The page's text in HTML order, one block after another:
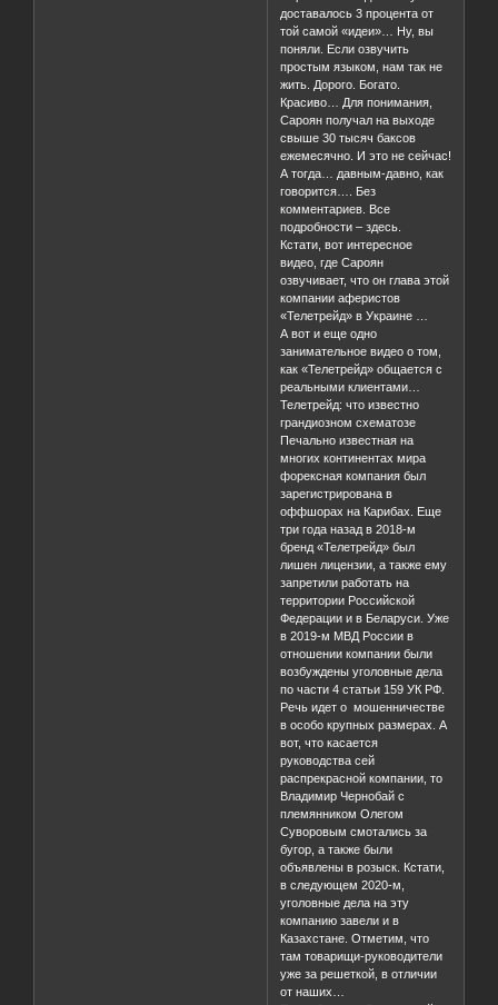
доставалось 3 процента от
той самой «идеи»… Ну, вы
поняли. Если озвучить
простым языком, нам так не
жить. Дорого. Богато.
Красиво… Для понимания,
Сароян получал на выходе
свыше 30 тысяч баксов
ежемесячно. И это не сейчас!
А тогда… давным-давно, как
говорится…. Без
комментариев. Все
подробности – здесь.
Кстати, вот интересное
видео, где Сароян
озвучивает, что он глава этой
компании аферистов
«Телетрейд» в Украине …
А вот и еще одно
занимательное видео о том,
как «Телетрейд» общается с
реальными клиентами…
Телетрейд: что известно
грандиозном схематозе
Печально известная на
многих континентах мира
форексная компания был
зарегистрирована в
оффшорах на Карибах. Еще
три года назад в 2018-м
бренд «Телетрейд» был
лишен лицензии, а также ему
запретили работать на
территории Российской
Федерации и в Беларуси. Уже
в 2019-м МВД России в
отношении компании были
возбуждены уголовные дела
по части 4 статьи 159 УК РФ.
Речь идет о мошенничестве
в особо крупных размерах. А
вот, что касается
руководства сей
распрекрасной компании, то
Владимир Чернобай с
племянником Олегом
Суворовым смотались за
бугор, а также были
объявлены в розыск. Кстати,
в следующем 2020-м,
уголовные дела на эту
компанию завели и в
Казахстане. Отметим, что
там товарищи-руководители
уже за решеткой, в отличии
от наших…